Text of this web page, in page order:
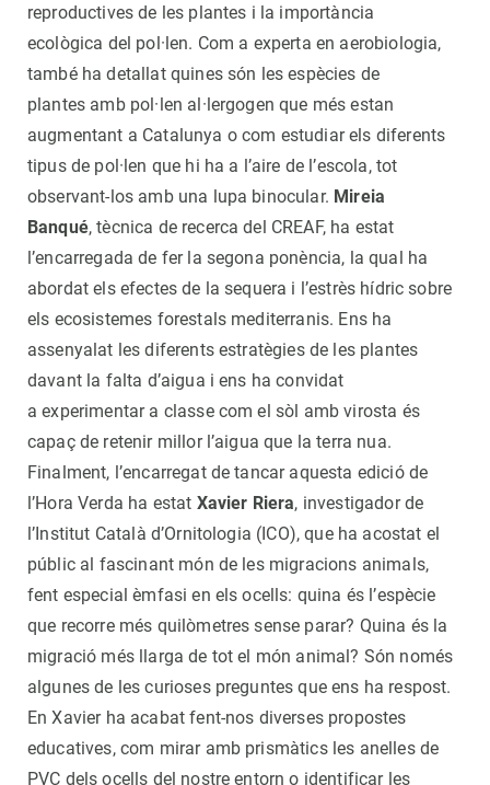
reproductives de les plantes i la importància
ecològica del pol·len. Com a experta en aerobiologia,
també ha detallat quines són les espècies de
plantes amb pol·len al·lergogen que més estan
augmentant a Catalunya o com estudiar els diferents
tipus de pol·len que hi ha a l’aire de l’escola, tot
observant-los amb una lupa binocular. Mireia
Banqué, tècnica de recerca del CREAF, ha estat
l’encarregada de fer la segona ponència, la qual ha
abordat els efectes de la sequera i l’estrès hídric sobre
els ecosistemes forestals mediterranis. Ens ha
assenyalat les diferents estratègies de les plantes
davant la falta d’aigua i ens ha convidat
a experimentar a classe com el sòl amb virosta és
capaç de retenir millor l’aigua que la terra nua.
Finalment, l’encarregat de tancar aquesta edició de
l’Hora Verda ha estat Xavier Riera, investigador de
l’Institut Català d’Ornitologia (ICO), que ha acostat el
públic al fascinant món de les migracions animals,
fent especial èmfasi en els ocells: quina és l’espècie
que recorre més quilòmetres sense parar? Quina és la
migració més llarga de tot el món animal? Són només
algunes de les curioses preguntes que ens ha respost.
En Xavier ha acabat fent-nos diverses propostes
educatives, com mirar amb prismàtics les anelles de
PVC dels ocells del nostre entorn o identificar les